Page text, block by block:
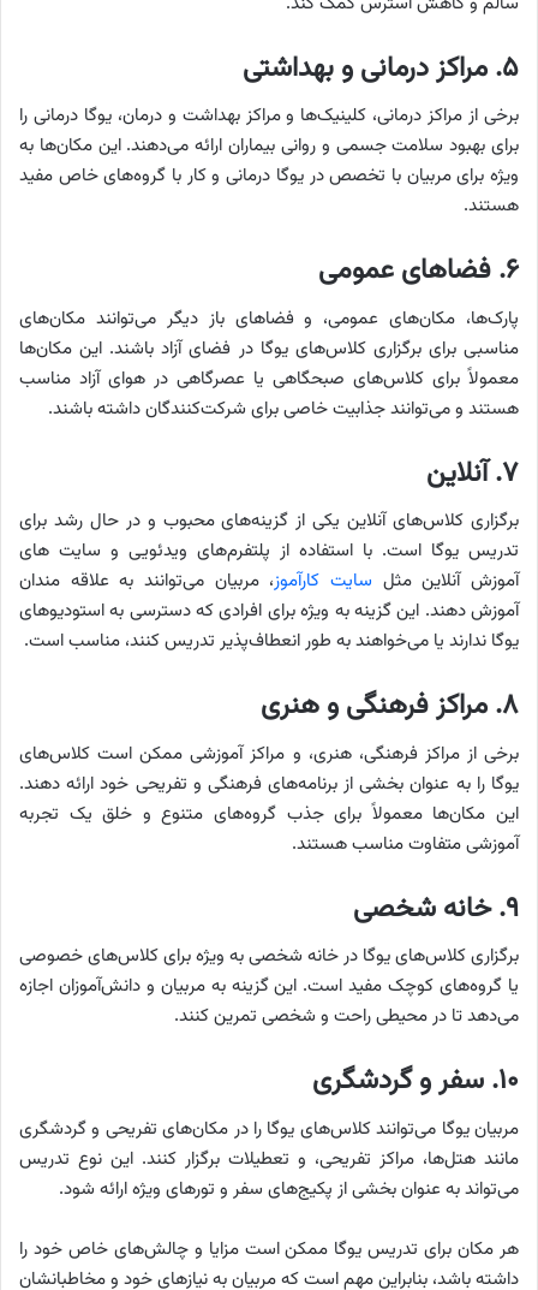
۵. مراکز درمانی و بهداشتی
برخی از مراکز درمانی، کلینیک‌ها و مراکز بهداشت و درمان، یوگا درمانی را
برای بهبود سلامت جسمی و روانی بیماران ارائه می‌دهند. این مکان‌ها به
ویژه برای مربیان با تخصص در یوگا درمانی و کار با گروه‌های خاص مفید
هستند.
۶. فضاهای عمومی
پارک‌ها، مکان‌های عمومی، و فضاهای باز دیگر می‌توانند مکان‌های
مناسبی برای برگزاری کلاس‌های یوگا در فضای آزاد باشند. این مکان‌ها
معمولاً برای کلاس‌های صبحگاهی یا عصرگاهی در هوای آزاد مناسب
هستند و می‌توانند جذابیت خاصی برای شرکت‌کنندگان داشته باشند.
۷. آنلاین
برگزاری کلاس‌های آنلاین یکی از گزینه‌های محبوب و در حال رشد برای
تدریس یوگا است. با استفاده از پلتفرم‌های ویدئویی و سایت های
آموزش آنلاین مثل سایت کارآموز، مربیان می‌توانند به علاقه مندان
آموزش دهند. این گزینه به ویژه برای افرادی که دسترسی به استودیوهای
یوگا ندارند یا می‌خواهند به طور انعطاف‌پذیر تدریس کنند، مناسب است.
۸. مراکز فرهنگی و هنری
برخی از مراکز فرهنگی، هنری، و مراکز آموزشی ممکن است کلاس‌های
یوگا را به عنوان بخشی از برنامه‌های فرهنگی و تفریحی خود ارائه دهند.
این مکان‌ها معمولاً برای جذب گروه‌های متنوع و خلق یک تجربه
آموزشی متفاوت مناسب هستند.
۹. خانه شخصی
برگزاری کلاس‌های یوگا در خانه شخصی به ویژه برای کلاس‌های خصوصی
یا گروه‌های کوچک مفید است. این گزینه به مربیان و دانش‌آموزان اجازه
می‌دهد تا در محیطی راحت و شخصی تمرین کنند.
۱۰. سفر و گردشگری
مربیان یوگا می‌توانند کلاس‌های یوگا را در مکان‌های تفریحی و گردشگری
مانند هتل‌ها، مراکز تفریحی، و تعطیلات برگزار کنند. این نوع تدریس
می‌تواند به عنوان بخشی از پکیج‌های سفر و تورهای ویژه ارائه شود.
هر مکان برای تدریس یوگا ممکن است مزایا و چالش‌های خاص خود را
داشته باشد، بنابراین مهم است که مربیان به نیازهای خود و مخاطبانشان